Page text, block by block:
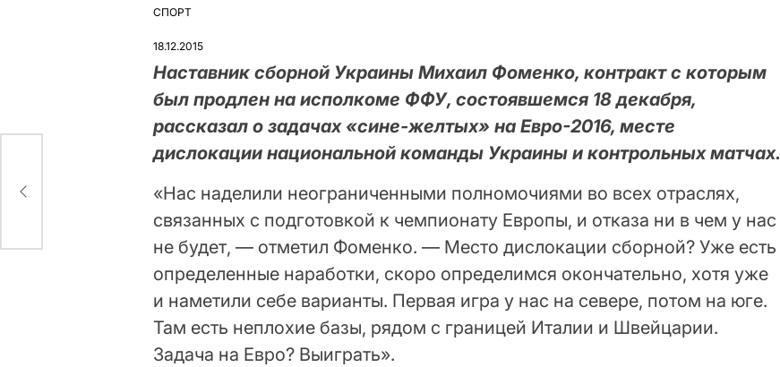
ОПУБЛІКУВАТИ
СПОРТ
18.12.2015
Наставник сборной Украины Михаил Фоменко, контракт с которым
был продлен на исполкоме ФФУ, состоявшемся 18 декабря,
рассказал о задачах «сине-желтых» на Евро-2016, месте
дислокации национальной команды Украины и контрольных матчах.
«Нас наделили неограниченными полномочиями во всех отраслях,
связанных с подготовкой к чемпионату Европы, и отказа ни в чем у нас
не будет, — отметил Фоменко. — Место дислокации сборной? Уже есть
определенные наработки, скоро определимся окончательно, хотя уже
и наметили себе варианты. Первая игра у нас на севере, потом на юге.
Там есть неплохие базы, рядом с границей Италии и Швейцарии.
Задача на Евро? Выиграть».